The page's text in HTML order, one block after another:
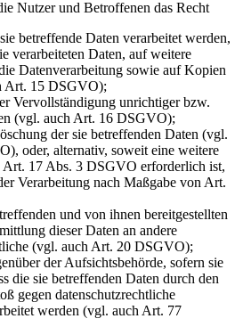
Nutzer und Betroffenen das Recht
betreffende Daten verarbeitet werden,
verarbeiteten Daten, auf weitere
Datenverarbeitung sowie auf Kopien
Art. 15 DSGVO);
Vervollständigung unrichtiger bzw.
(vgl. auch Art. 16 DSGVO);
der sie betreffenden Daten (vgl.
oder, alternativ, soweit eine weitere
Art. 17 Abs. 3 DSGVO erforderlich ist,
Verarbeitung nach Maßgabe von Art.
und von ihnen bereitgestellten
dieser Daten an andere
(vgl. auch Art. 20 DSGVO);
der Aufsichtsbehörde, sofern sie
die sie betreffenden Daten durch den
gegen datenschutzrechtliche
werden (vgl. auch Art. 77